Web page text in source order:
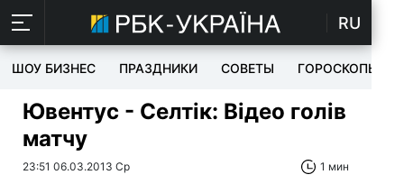
RU
ШОУ БИЗНЕС ПРАЗДНИКИ СОВЕТЫ ГОРОСКОПЫ
Ювентус - Селтік: Відео голів
матчу
23:51 06.03.2013 Ср 1 мин